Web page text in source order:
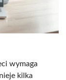
wymaga
kilka